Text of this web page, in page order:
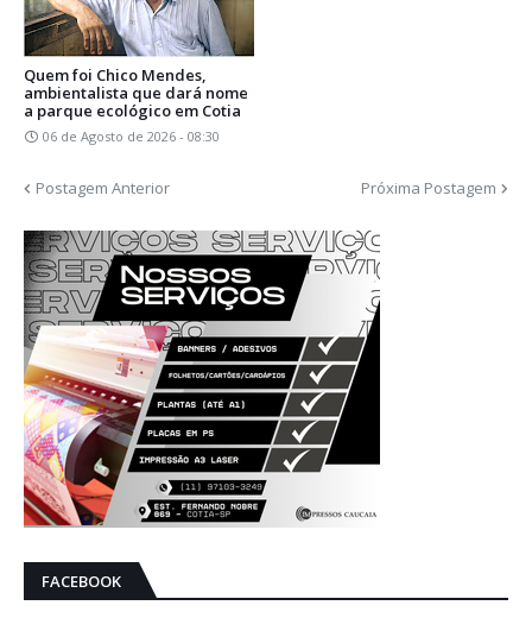
Quem foi Chico Mendes,
ambientalista que dará nome
a parque ecológico em Cotia
06 de Agosto de 2026 - 08:30
Postagem Anterior Próxima Postagem
FACEBOOK